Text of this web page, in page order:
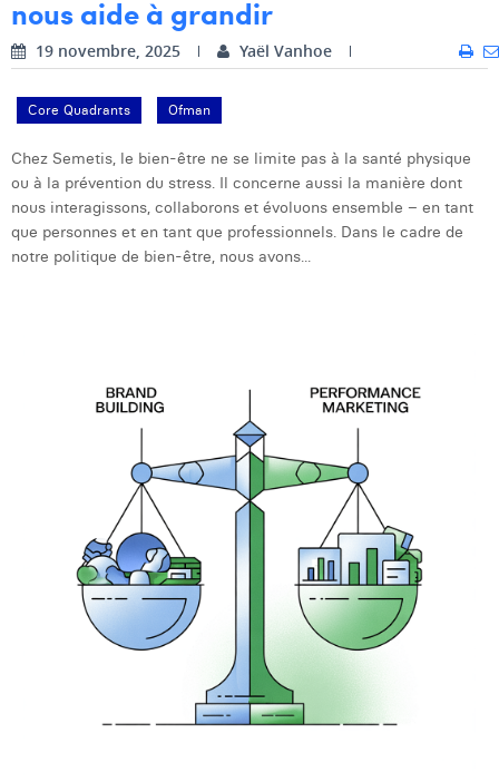
nous aide à grandir
19 novembre, 2025 Yaël Vanhoe
Core Quadrants Ofman
Chez Semetis, le bien-être ne se limite pas à la santé physique
ou à la prévention du stress. Il concerne aussi la manière dont
nous interagissons, collaborons et évoluons ensemble – en tant
que personnes et en tant que professionnels. Dans le cadre de
notre politique de bien-être, nous avons...